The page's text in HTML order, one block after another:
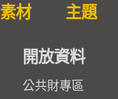
素材 主題
開放資料
公共財專區